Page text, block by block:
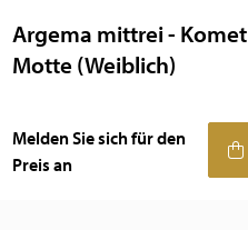
Argema mittrei - Komet
Motte (Weiblich)
Melden Sie sich für den
Preis an